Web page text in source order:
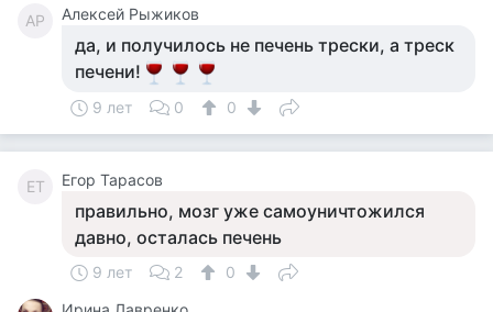
АР Алексей Рыжиков
да, и получилось не печень трески, а треск
печени!
9 лет 0 0
ЕТ Егор Тарасов
правильно, мозг уже самоуничтожился
давно, осталась печень
9 лет 2
0